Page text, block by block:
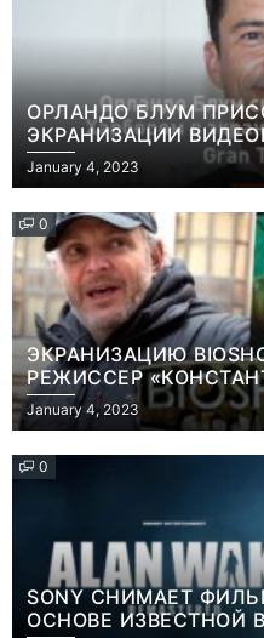
ОРЛАНДО БЛУМ
ЭКРАНИЗАЦИИ
January 4, 2023
0
ЭКРАНИЗАЦИЮ
РЕЖИССЕР
ИГР»
January 4, 2023
0
SONY СНИМАЕТ
ОСНОВЕ ИЗВЕСТНОЙ